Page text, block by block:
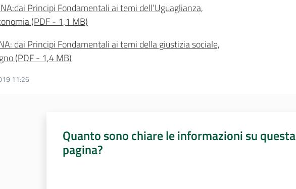
Principi Fondamentali ai temi dell’Uguaglianza,
(PDF- 1,1 MB)
dai Principi Fondamentali ai temi della giustizia sociale,
(PDF- 1,4 MB)
11:26
Quanto sono chiare le informazioni su questa
pagina?